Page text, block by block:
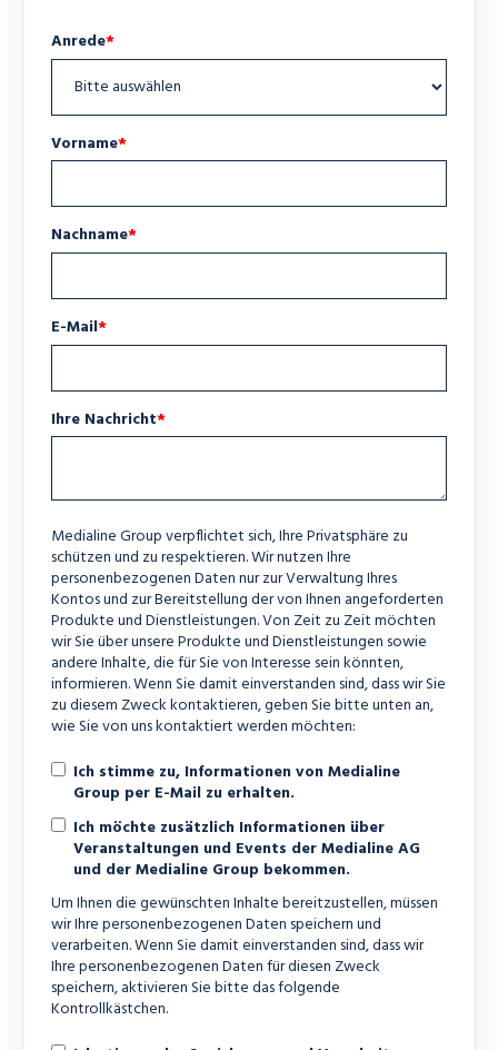
Anrede*
Vorname*
Nachname*
E-Mail*
Ihre Nachricht*
Medialine Group verpflichtet sich, Ihre Privatsphäre zu
schützen und zu respektieren. Wir nutzen Ihre
personenbezogenen Daten nur zur Verwaltung Ihres
Kontos und zur Bereitstellung der von Ihnen angeforderten
Produkte und Dienstleistungen. Von Zeit zu Zeit möchten
wir Sie über unsere Produkte und Dienstleistungen sowie
andere Inhalte, die für Sie von Interesse sein könnten,
informieren. Wenn Sie damit einverstanden sind, dass wir Sie
zu diesem Zweck kontaktieren, geben Sie bitte unten an,
wie Sie von uns kontaktiert werden möchten:
Ich stimme zu, Informationen von Medialine
Group per E-Mail zu erhalten.
Ich möchte zusätzlich Informationen über
Veranstaltungen und Events der Medialine AG
und der Medialine Group bekommen.
Um Ihnen die gewünschten Inhalte bereitzustellen, müssen
wir Ihre personenbezogenen Daten speichern und
verarbeiten. Wenn Sie damit einverstanden sind, dass wir
Ihre personenbezogenen Daten für diesen Zweck
speichern, aktivieren Sie bitte das folgende
Kontrollkästchen.